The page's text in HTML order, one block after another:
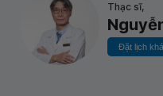
Thạc sĩ,
Đặt lịch